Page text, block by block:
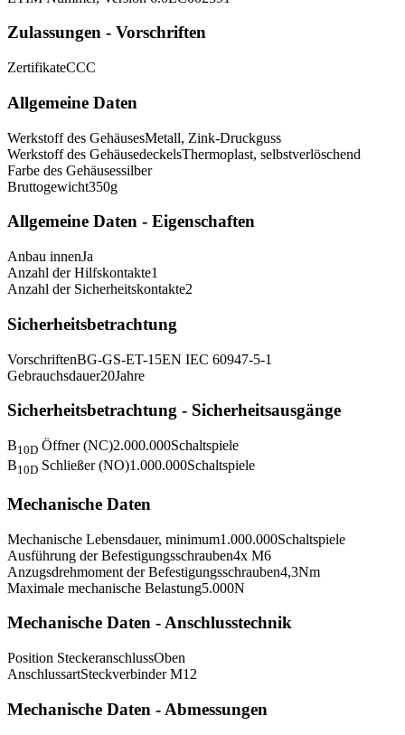
Zulassungen - Vorschriften
ZertifikateCCC
Allgemeine Daten
Werkstoff des GehäusesMetall, Zink-Druckguss
Werkstoff des GehäusedeckelsThermoplast, selbstverlöschend
Farbe des Gehäusessilber
Bruttogewicht350g
Allgemeine Daten - Eigenschaften
Anbau innenJa
Anzahl der Hilfskontakte1
Anzahl der Sicherheitskontakte2
Sicherheitsbetrachtung
VorschriftenBG-GS-ET-15EN IEC 60947-5-1
Gebrauchsdauer20Jahre
Sicherheitsbetrachtung - Sicherheitsausgänge
B10D Öffner (NC)2.000.000Schaltspiele
B10D Schließer (NO)1.000.000Schaltspiele
Mechanische Daten
Mechanische Lebensdauer, minimum1.000.000Schaltspiele
Ausführung der Befestigungsschrauben4x M6
Anzugsdrehmoment der Befestigungsschrauben4,3Nm
Maximale mechanische Belastung5.000N
Mechanische Daten - Anschlusstechnik
Position SteckeranschlussOben
AnschlussartSteckverbinder M12
Mechanische Daten - Abmessungen